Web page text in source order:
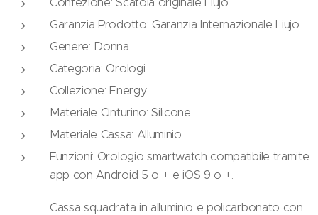
Garanzia Prodotto: Garanzia Internazionale Liujo
Genere: Donna
Categoria: Orologi
Collezione: Energy
Materiale Cinturino: Silicone
Materiale Cassa: Alluminio
Funzioni: Orologio smartwatch compatibile tramite
app con Android 5 o + e iOS 9 o +.
Cassa squadrata in alluminio e policarbonato con